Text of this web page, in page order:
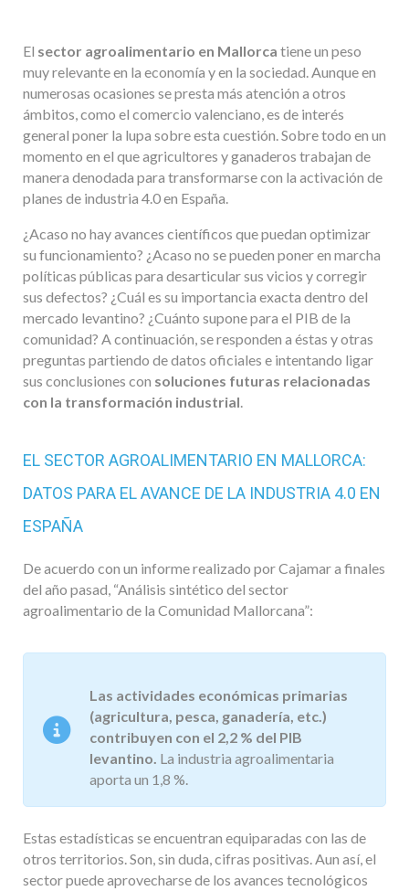
El sector agroalimentario en Mallorca tiene un peso
muy relevante en la economía y en la sociedad. Aunque en
numerosas ocasiones se presta más atención a otros
ámbitos, como el comercio valenciano, es de interés
general poner la lupa sobre esta cuestión. Sobre todo en un
momento en el que agricultores y ganaderos trabajan de
manera denodada para transformarse con la activación de
planes de industria 4.0 en España.
¿Acaso no hay avances científicos que puedan optimizar
su funcionamiento? ¿Acaso no se pueden poner en marcha
políticas públicas para desarticular sus vicios y corregir
sus defectos? ¿Cuál es su importancia exacta dentro del
mercado levantino? ¿Cuánto supone para el PIB de la
comunidad? A continuación, se responden a éstas y otras
preguntas partiendo de datos oficiales e intentando ligar
sus conclusiones con soluciones futuras relacionadas
con la transformación industrial.
EL SECTOR AGROALIMENTARIO EN MALLORCA:
DATOS PARA EL AVANCE DE LA INDUSTRIA 4.0 EN
ESPAÑA
De acuerdo con un informe realizado por Cajamar a finales
del año pasad, “Análisis sintético del sector
agroalimentario de la Comunidad Mallorcana”:
Las actividades económicas primarias
(agricultura, pesca, ganadería, etc.)
contribuyen con el 2,2 % del PIB
levantino. La industria agroalimentaria
aporta un 1,8 %.
Estas estadísticas se encuentran equiparadas con las de
otros territorios. Son, sin duda, cifras positivas. Aun así, el
sector puede aprovecharse de los avances tecnológicos